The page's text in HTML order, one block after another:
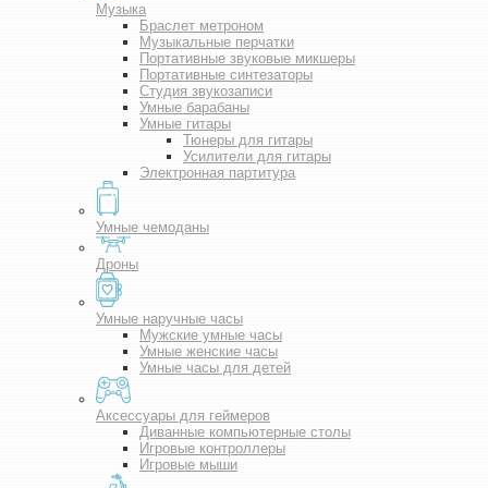
Музыка
Браслет метроном
Музыкальные перчатки
Портативные звуковые микшеры
Портативные синтезаторы
Студия звукозаписи
Умные барабаны
Умные гитары
Тюнеры для гитары
Усилители для гитары
Электронная партитура
Умные чемоданы
Дроны
Умные наручные часы
Мужские умные часы
Умные женские часы
Умные часы для детей
Аксессуары для геймеров
Диванные компьютерные столы
Игровые контроллеры
Игровые мыши